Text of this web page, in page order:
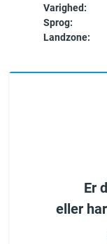
Varighed:
Sprog:
Landzone:
Er
eller